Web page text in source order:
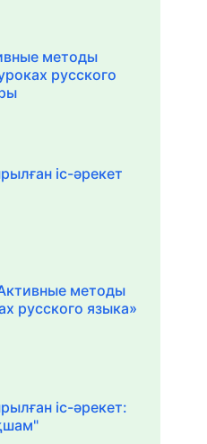
методы
русского
іс-әрекет
методы
русского языка»
іс-әрекет: